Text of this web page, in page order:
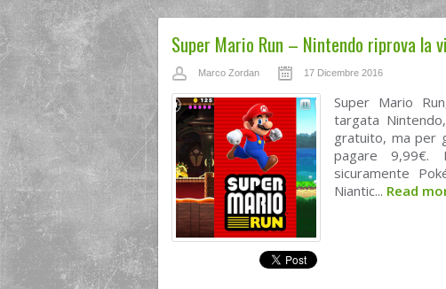
Super Mario Run – Nintendo riprova la
Marco Zordan 17 Dicembre 2016
Super Mario
targata
gratuito, ma per
pagare 9,99€.
sicuramente
Niantic... Read